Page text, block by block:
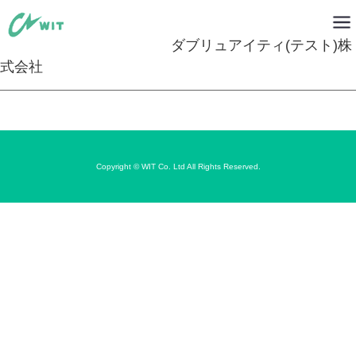
ダブリュアイティ(テスト)株
式会社
Copyright © WIT Co. Ltd All Rights Reserved.